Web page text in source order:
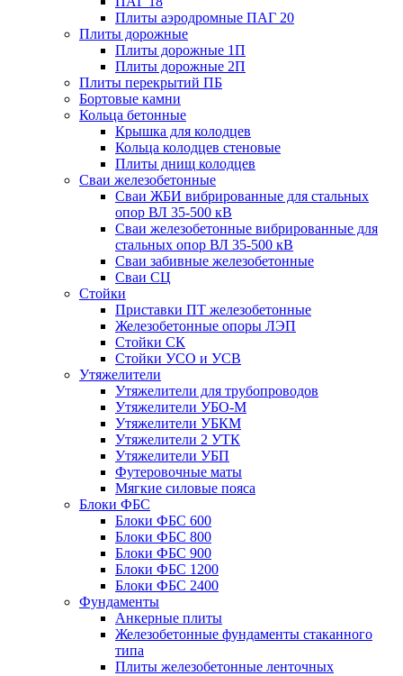
Плиты аэродромные ПАГ 20
Плиты дорожные
Плиты дорожные 1П
Плиты дорожные 2П
Плиты перекрытий ПБ
Бортовые камни
Кольца бетонные
Крышка для колодцев
Кольца колодцев стеновые
Плиты днищ колодцев
Сваи железобетонные
Сваи ЖБИ вибрированные для стальных
опор ВЛ 35-500 кВ
Сваи железобетонные вибрированные для
стальных опор ВЛ 35-500 кВ
Сваи забивные железобетонные
Сваи СЦ
Стойки
Приставки ПТ железобетонные
Железобетонные опоры ЛЭП
Стойки СК
Стойки УСО и УСВ
Утяжелители
Утяжелители для трубопроводов
Утяжелители УБО-М
Утяжелители УБКМ
Утяжелители 2 УТК
Утяжелители УБП
Футеровочные маты
Мягкие силовые пояса
Блоки ФБС
Блоки ФБС 600
Блоки ФБС 800
Блоки ФБС 900
Блоки ФБС 1200
Блоки ФБС 2400
Фундаменты
Анкерные плиты
Железобетонные фундаменты стаканного
типа
Плиты железобетонные ленточных